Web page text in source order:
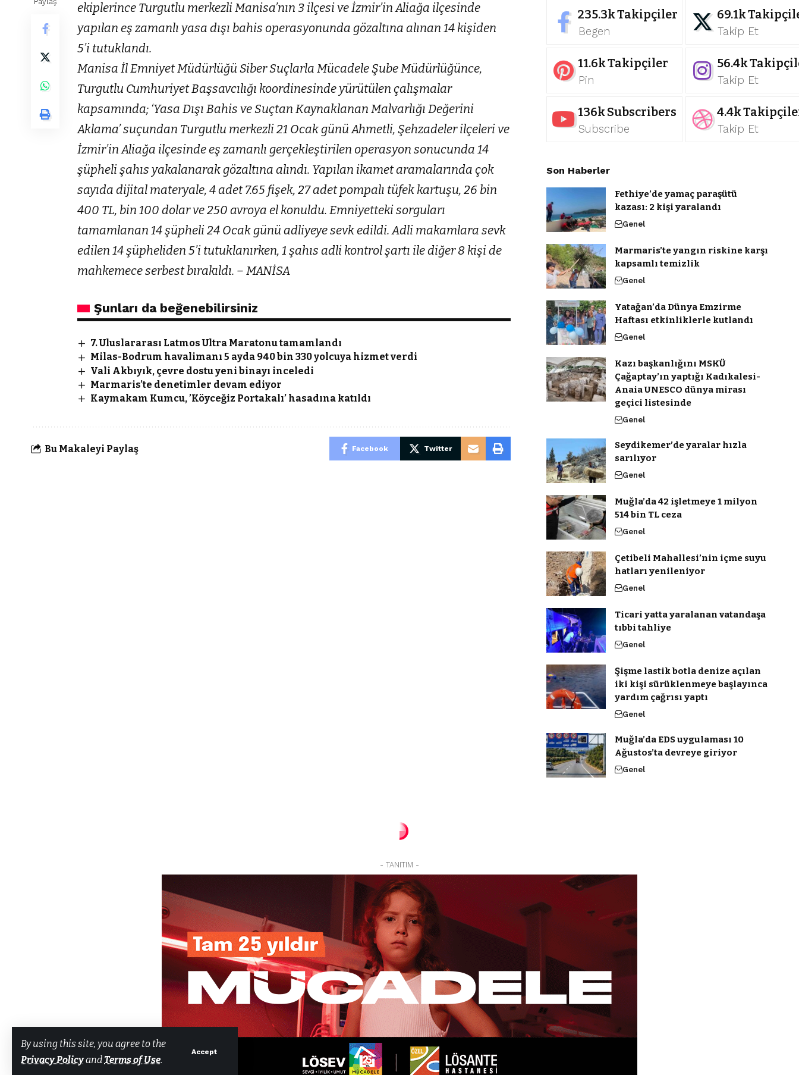
By using this site, you agree to the
Privacy Policyand Terms of Use.
Accept
ekiplerince Turgutlu merkezli Manisa’nın 3 ilçesi ve İzmir’in Aliağa ilçesinde
yapılan eş zamanlı yasa dışı bahis operasyonunda gözaltına alınan 14 kişiden
5’i tutuklandı.
Manisa İl Emniyet Müdürlüğü Siber Suçlarla Mücadele Şube Müdürlüğünce,
Turgutlu Cumhuriyet Başsavcılığı koordinesinde yürütülen çalışmalar
kapsamında; ‘Yasa Dışı Bahis ve Suçtan Kaynaklanan Malvarlığı Değerini
Aklama’ suçundan Turgutlu merkezli 21 Ocak günü Ahmetli, Şehzadeler ilçeleri ve
İzmir’in Aliağa ilçesinde eş zamanlı gerçekleştirilen operasyon sonucunda 14
şüpheli şahıs yakalanarak gözaltına alındı. Yapılan ikamet aramalarında çok
sayıda dijital materyale, 4 adet 7.65 fişek, 27 adet pompalı tüfek kartuşu, 26 bin
400 TL, bin 100 dolar ve 250 avroya el konuldu. Emniyetteki sorguları
tamamlanan 14 şüpheli 24 Ocak günü adliyeye sevk edildi. Adli makamlara sevk
edilen 14 şüpheliden 5’i tutuklanırken, 1 şahıs adli kontrol şartı ile diğer 8 kişi de
mahkemece serbest bırakıldı. – MANİSA
Şunları da beğenebilirsiniz
7. Uluslararası Latmos Ultra Maratonu tamamlandı
Milas-Bodrum havalimanı 5 ayda 940 bin 330 yolcuya hizmet verdi
Vali Akbıyık, çevre dostu yeni binayı inceledi
Marmaris’te denetimler devam ediyor
Kaymakam Kumcu, ’Köyceğiz Portakalı’ hasadına katıldı
Bu Makaleyi Paylaş Facebook Twitter
235.3kTakipçiler
Begen
69.1k
Takip Et
11.6kTakipçiler
Pin
56.4k
Takip Et
136kSubscribers
Subscribe
4.4k
Takip Et
Son Haberler
Fethiye’de yamaç paraşütü
kazası: 2 kişi yaralandı
Genel
Marmaris’te yangın riskine karşı
kapsamlı temizlik
Genel
Yatağan’da Dünya Emzirme
Haftası etkinliklerle kutlandı
Genel
Kazı başkanlığını MSKÜ
Çağaptay’ın yaptığı Kadıkalesi-
Anaia UNESCO dünya mirası
geçici listesinde
Genel
Seydikemer’de yaralar hızla
sarılıyor
Genel
Muğla’da 42 işletmeye 1 milyon
514 bin TL ceza
Genel
Çetibeli Mahallesi’nin içme suyu
hatları yenileniyor
Genel
Ticari yatta yaralanan vatandaşa
tıbbi tahliye
Genel
Şişme lastik botla denize açılan
iki kişi sürüklenmeye başlayınca
yardım çağrısı yaptı
Genel
Muğla’da EDS uygulaması 10
Ağustos’ta devreye giriyor
Genel
- TANITIM -